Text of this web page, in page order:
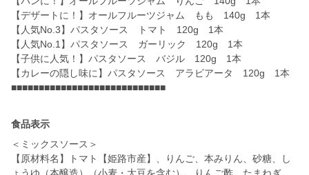
【デザートに！】オールフルーツジャム もも 140g 1本
【人気No.3】パスタソース トマト 120g 1本
【人気No.1】パスタソース ガーリック 120g 1本
【子供に人気！】パスタソース バジル 120g 1本
【カレーの隠し味に】パスタソース アラビアータ 120g 1本
■■■■■■■■■■■■■■■■■■■■■■■■■■■■
食品表示
＜ミックスソース＞
【原材料名】トマト【姫路市産】、りんご、本みりん、砂糖、し